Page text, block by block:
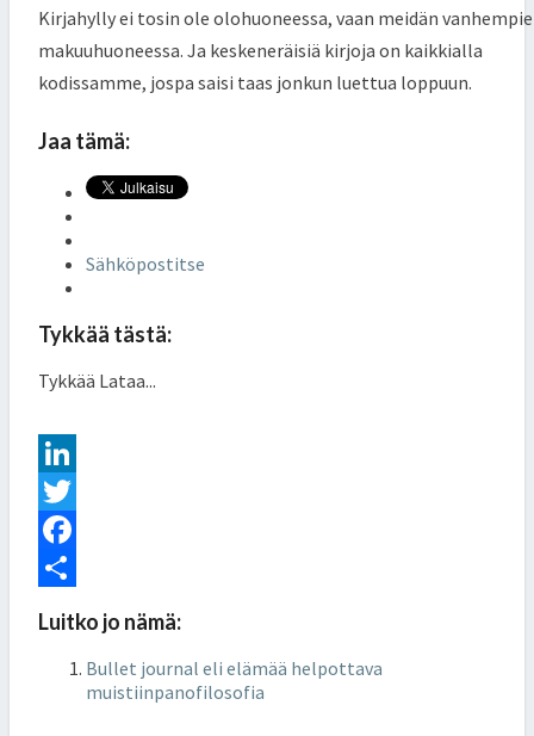
Kirjahylly ei tosin ole olohuoneessa, vaan meidän
makuuhuoneessa. Ja keskeneräisiä kirjoja on kaikkialla
kodissamme, jospa saisi taas jonkun luettua loppuun.
Jaa tämä:
Sähköpostitse
Tykkää tästä:
Tykkää Lataa...
L
n
T
w
F
Luitko jo nämä:
Bullet journal eli elämää helpottava
muistiinpanofilosofia